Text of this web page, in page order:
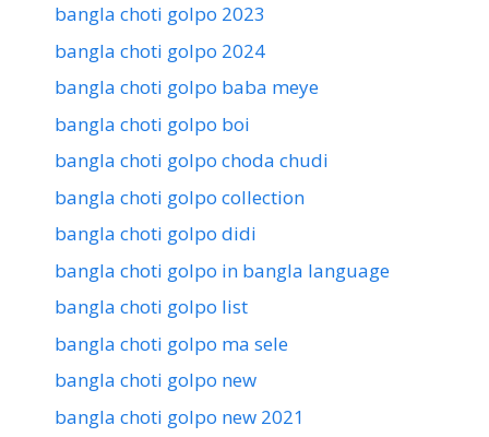
bangla choti golpo 2023
bangla choti golpo 2024
bangla choti golpo baba meye
bangla choti golpo boi
bangla choti golpo choda chudi
bangla choti golpo collection
bangla choti golpo didi
bangla choti golpo in bangla language
bangla choti golpo list
bangla choti golpo ma sele
bangla choti golpo new
bangla choti golpo new 2021